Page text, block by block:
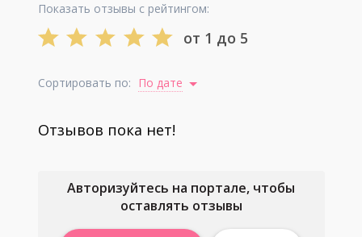
Показать отзывы с рейтингом:
от 1 до 5
Сортировать по: По дате
Отзывов пока нет!
Авторизуйтесь на портале, чтобы
оставлять отзывы